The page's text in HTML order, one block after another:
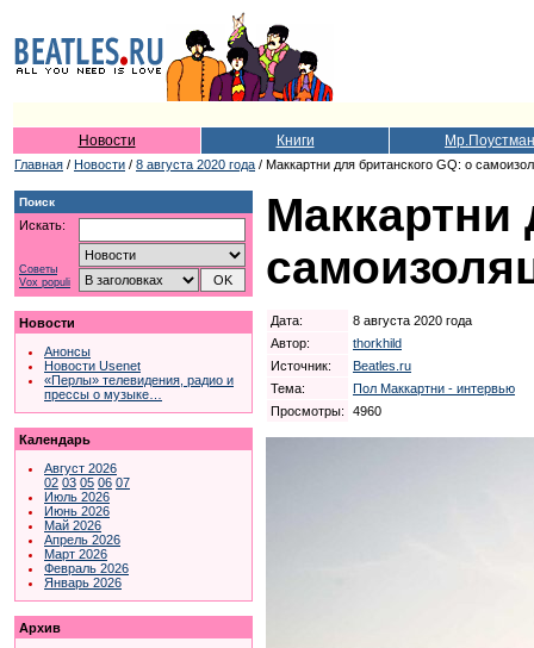
Новости Книги Мр.Поустман
Главная / Новости / 8 августа 2020 года / Маккартни для британского GQ: о
Поиск
Искать:
Советы
Vox populi
Новости
Анонсы
Новости Usenet
«Перлы» телевидения, радио и
прессы о музыке…
Календарь
Август 2026
02 03 05 06 07
Июль 2026
Июнь 2026
Май 2026
Апрель 2026
Март 2026
Февраль 2026
Январь 2026
Архив
Маккартни
Дата:
8 августа 2020 года
Автор:
thorkhild
Источник:
Beatles.ru
Тема:
Пол Маккартни - интервью
Просмотры:
4960